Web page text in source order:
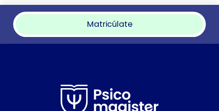
Matricúlate